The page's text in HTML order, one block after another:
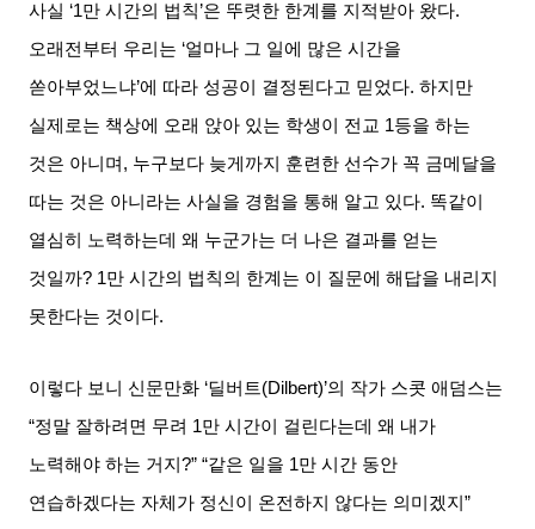
사실 ‘1만 시간의 법칙’은 뚜렷한 한계를 지적받아 왔다.
오래전부터 우리는 ‘얼마나 그 일에 많은 시간을
쏟아부었느냐’에 따라 성공이 결정된다고 믿었다.하지만
실제로는 책상에 오래 앉아 있는 학생이 전교 1등을 하는
것은 아니며 , 누구보다 늦게까지 훈련한 선수가 꼭 금메달을
따는 것은 아니라는 사실을 경험을 통해 알고 있다. 똑같이
열심히 노력하는데 왜 누군가는 더 나은 결과를 얻는
것일까? 1만 시간의 법칙의 한계는 이 질문에 해답을 내리지
못한다는 것이다.
이렇다 보니 신문만화 ‘딜버트(Dilbert)’의 작가 스콧 애덤스는
“정말 잘하려면 무려 1만 시간이 걸린다는데 왜 내가
노력해야 하는 거지?” “같은 일을 1만 시간 동안
연습하겠다는 자체가 정신이 온전하지 않다는 의미겠지”